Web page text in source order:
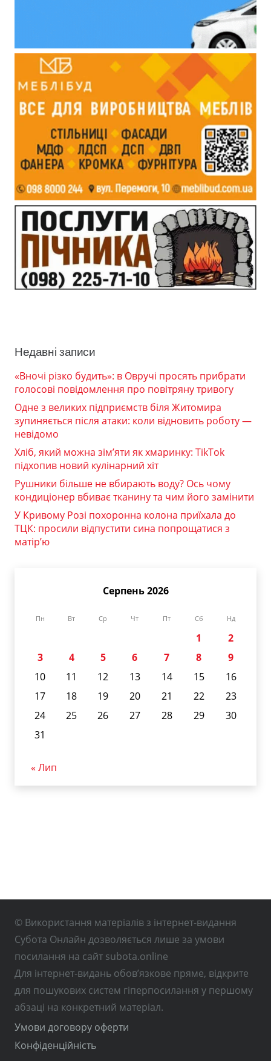
Недавні записи
«Вночі різко будить»: в Овручі просять прибрати
голосові повідомлення про повітряну тривогу
Одне з великих підприємств біля Житомира
зупиняється після атаки: коли відновить роботу —
невідомо
Хліб, який можна зім’яти як хмаринку: TikTok
підхопив новий кулінарний хіт
Рушники більше не вбирають воду? Ось чому
кондиціонер вбиває тканину та чим його замінити
У Кривому Розі похоронна колона приїхала до
ТЦК: просили відпустити сина попрощатися з
матір’ю
Серпень 2026
Пн Вт Ср Чт Пт Сб Нд
1
2
3
4 5 6 7 8
9
10
11 12 13 14 15
16
17
18 19 20 21 22
23
24
25 26 27 28 29
30
31
« Лип
© Використання матеріалів з інтернет-видання
Субота Онлайн дозволяється лише за умови
посилання на сайт subota.online
Для інтернет-видань обов’язкове пряме, відкрите
для пошукових систем гіперпосилання у першому
абзаці на конкретний матеріал.
Умови договору оферти
Конфіденційність